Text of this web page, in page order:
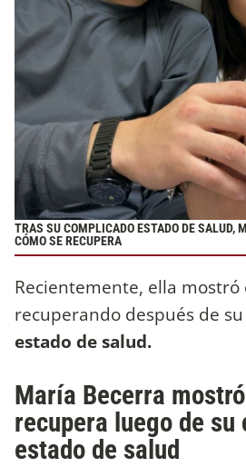
TRAS SU COMPLICADO ESTADO DE SALUD,
CÓMO SE RECUPERA
Recientemente, ella mostró
recuperando después de su
estado de salud.
María Becerra
recupera luego de su
estado de salud